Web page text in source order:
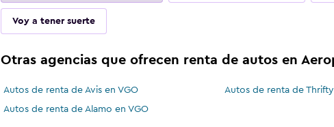
Voy a tener suerte
Otras agencias que ofrecen renta de autos en
Autos de renta de Avis en VGO Autos de renta de
Autos de renta de Alamo en VGO